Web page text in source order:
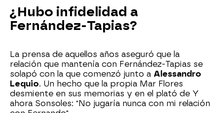
¿Hubo infidelidad a
Fernández-Tapias?
La prensa de aquellos años aseguró que la
relación que mantenía con Fernández-Tapias se
solapó con la que comenzó junto a Alessandro
Lequio. Un hecho que la propia Mar Flores
desmiente en sus memorias y en el plató de Y
ahora Sonsoles: "No jugaría nunca con mi relación